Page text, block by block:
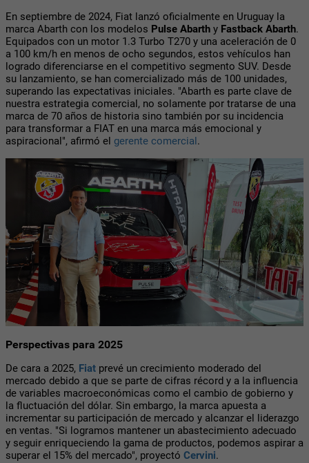
En septiembre de 2024, Fiat lanzó oficialmente en Uruguay la
marca Abarth con los modelos Pulse Abarth y Fastback Abarth.
Equipados con un motor 1.3 Turbo T270 y una aceleración de 0
a 100 km/h en menos de ocho segundos, estos vehículos han
logrado diferenciarse en el competitivo segmento SUV. Desde
su lanzamiento, se han comercializado más de 100 unidades,
superando las expectativas iniciales. "Abarth es parte clave de
nuestra estrategia comercial, no solamente por tratarse de una
marca de 70 años de historia sino también por su incidencia
para transformar a FIAT en una marca más emocional y
aspiracional", afirmó el gerente comercial.
Perspectivas para 2025
De cara a 2025, Fiat prevé un crecimiento moderado del
mercado debido a que se parte de cifras récord y a la influencia
de variables macroeconómicas como el cambio de gobierno y
la fluctuación del dólar. Sin embargo, la marca apuesta a
incrementar su participación de mercado y alcanzar el liderazgo
en ventas. "Si logramos mantener un abastecimiento adecuado
y seguir enriqueciendo la gama de productos, podemos aspirar a
superar el 15% del mercado", proyectó Cervini.